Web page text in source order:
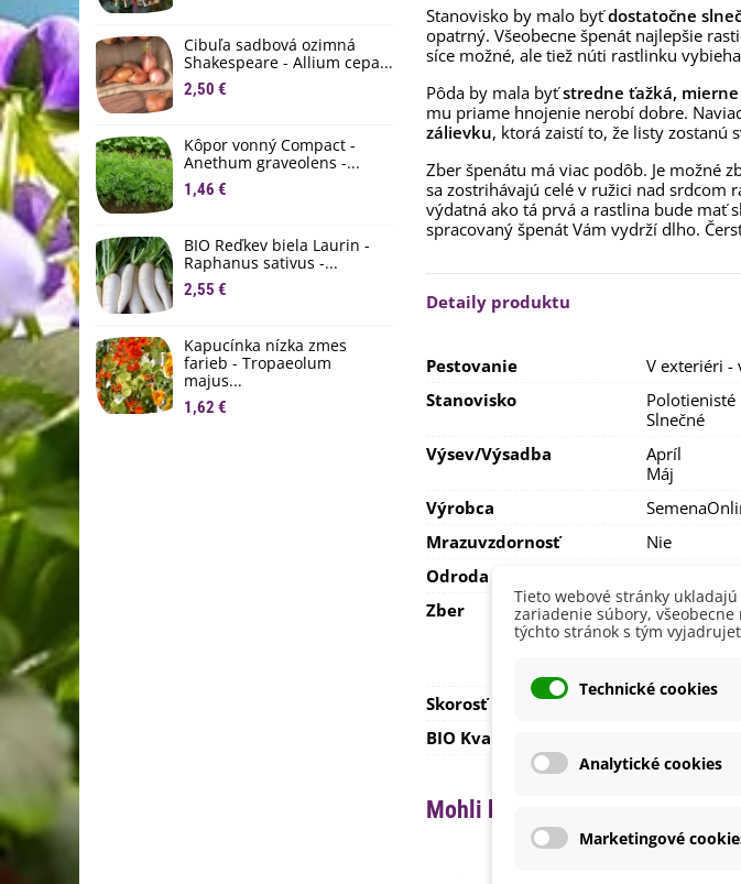
Cibuľa sadbová ozimná
Shakespeare - Allium cepa...
2,50 €
Kôpor vonný Compact -
Anethum graveolens -...
1,46 €
BIO Reďkev biela Laurin -
Raphanus sativus -...
2,55 €
Kapucínka nízka zmes
farieb - Tropaeolum
majus...
1,62 €
Mrkva neskorá Cidera -
Daucus carota - semená -...
1,53 €
Ľalia Canova - Lilium -
cibuľoviny - 1 ks
2,69 € 3,85 € -30%
Begónia plnokvetá žltá -
Begonia superba -...
2,69 € 3,85 € -30%
Eukalyptus Baby Blue -
Blahovičník - Eukalyptus...
4,08 €
Stanovisko by malo byťdostatočne
opatrný. Všeobecne špenát najlepšie
síce možné, ale tiež núti rastlinku
Pôda by mala byťstredne ťažká,
mu priame hnojenie nerobí dobre.
zálievku, ktorá zaistí to, že listy zostanú
Zber špenátu má viac podôb. Je možné
sa zostrihávajú celé v ružici nad srdcom
výdatná ako tá prvá a rastlina bude mať
spracovaný špenát Vám vydrží dlho.
Detaily produktu
Pestovanie
V exteriéri -
Stanovisko
Polotienisté
Slnečné
Výsev/výsadba
Apríl
Máj
Výrobca
Mrazuvzdornosť
Nie
Odroda
Zber
August
Júl
Skorosť Odrody
BIO Kvalita
Mohli byste ešte potrebovať
Tieto webové stránky
zariadenie súbory, všeobecne
týchto stránok s tým
Technické cookies
Analytické cookies
Marketingové